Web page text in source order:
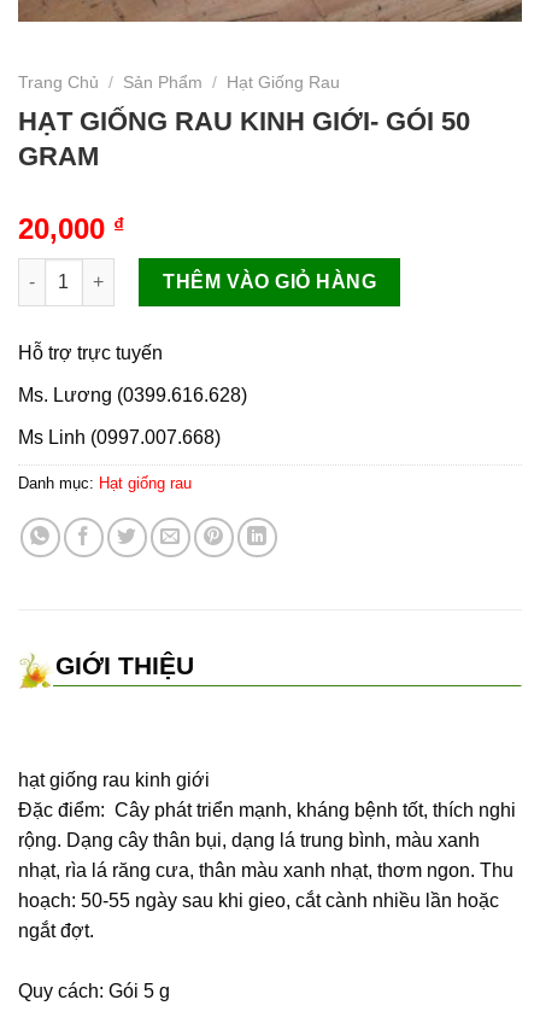
Trang Chủ / Sản Phẩm / Hạt Giống Rau
HẠT GIỐNG RAU KINH GIỚI- GÓI 50
GRAM
20,000 ₫
HẠT GIỐNG RAU KINH GIỚI- GÓI 50 GRAM số lượng
THÊM VÀO GIỎ HÀNG
Hỗ trợ trực tuyến
Ms. Lương (0399.616.628)
Ms Linh (0997.007.668)
Danh mục: Hạt giống rau
GIỚI THIỆU
hạt giống rau kinh giới
Ðặc điểm: Cây phát triển mạnh, kháng bệnh tốt, thích nghi
rộng. Dạng cây thân bụi, dạng lá trung bình, màu xanh
nhạt, rìa lá răng cưa, thân màu xanh nhạt, thơm ngon. Thu
hoạch: 50-55 ngày sau khi gieo, cắt cành nhiều lần hoặc
ngắt đợt.
Quy cách: Gói 5 g